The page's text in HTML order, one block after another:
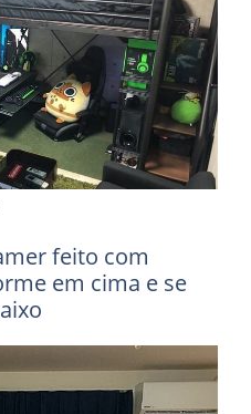
feito com
em cima e se